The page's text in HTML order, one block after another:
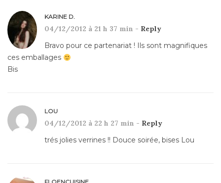
KARINE D.
04/12/2012 à 21 h 37 min - Reply
Bravo pour ce partenariat ! Ils sont magnifiques
ces emballages
Bis
LOU
04/12/2012 à 22 h 27 min - Reply
trés jolies verrines !! Douce soirée, bises Lou